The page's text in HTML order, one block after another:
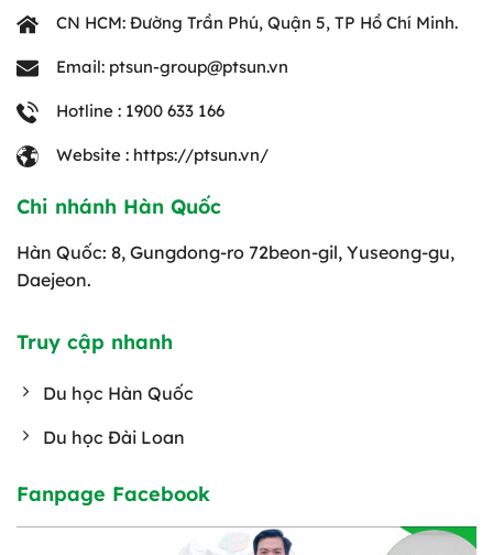
CN HCM: Đường Trần Phú, Quận 5, TP Hồ Chí Minh.
Email: ptsun-group@ptsun.vn
Hotline : 1900 633 166
Website : https://ptsun.vn/
Truy cập nhanh
Du học Hàn Quốc
Du học Đài Loan
Fanpage Facebook
Chi nhánh Hàn Quốc
Hàn Quốc: 8, Gungdong-ro 72beon-gil, Yuseong-gu,
Daejeon.